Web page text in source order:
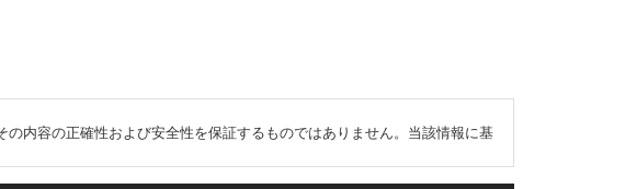
内容の正確性および安全性を保証するものではありません。当該情報に基